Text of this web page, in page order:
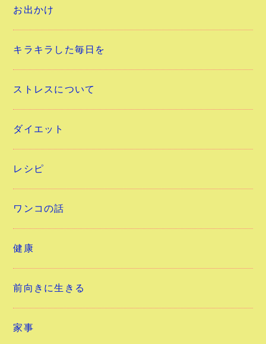
お出かけ
キラキラした毎日を
ストレスについて
ダイエット
レシピ
ワンコの話
健康
前向きに生きる
家事